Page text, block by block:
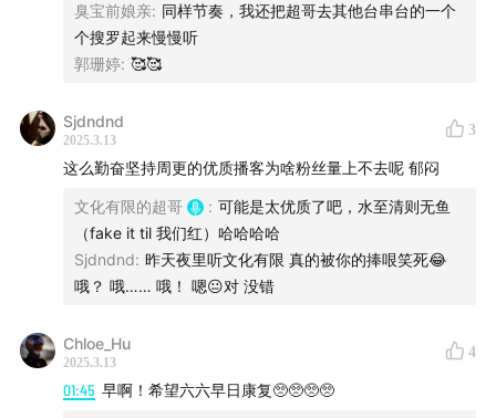
大家的投稿我们都有第一时间看的！没有回复是希望可以
在定期的“答听友”系列中统一回复。谢谢大家的支持！
同时，孟阳谨代表那么问题来了全体主播，感谢孟阳发起
的投稿活动。多亏了孟阳的聪明才智和执行力，才能够让
我台在六六因病缺席的情况下，维持周更。
祝六六早日康复！
臭宝前娘亲: 同样节奏，我还把超哥去其他台串台的一个
个搜罗起来慢慢听
郭珊婷: 🥰🥰
Sjdndnd
2025.3.13
3
这么勤奋坚持周更的优质播客为啥粉丝量上不去呢 郁闷
文化有限的超哥 : 可能是太优质了吧，水至清则无鱼
（fake it til 我们红）哈哈哈哈
Sjdndnd: 昨天夜里听文化有限 真的被你的捧哏笑死😂
哦？ 哦…… 哦！ 嗯😐对 没错
Chloe_Hu
2025.3.13
4
01:45 早啊！希望六六早日康复🥺🥺🥺🥺